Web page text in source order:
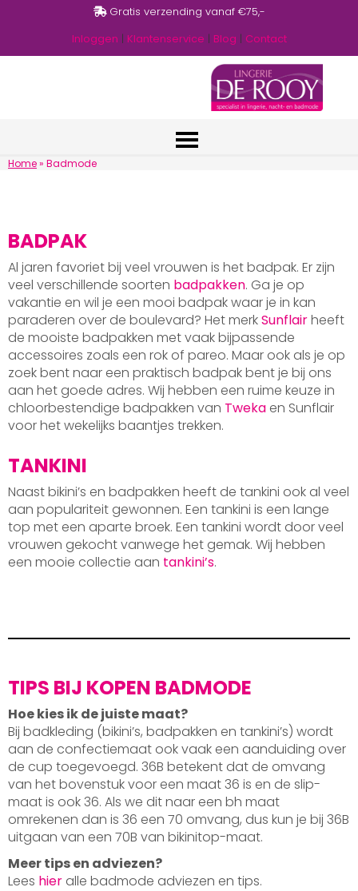
Gratis verzending vanaf €75,-
Inloggen | Klantenservice | Blog | Contact
Home» Badmode
BADPAK
Al jaren favoriet bij veel vrouwen is het badpak. Er zijn
veel verschillende soorten badpakken. Ga je op
vakantie en wil je een mooi badpak waar je in kan
paraderen over de boulevard? Het merkSunflairheeft
de mooiste badpakken met vaak bijpassende
accessoires zoals een rok of pareo. Maar ook als je op
zoek bent naar een praktisch badpak bent je bij ons
aan het goede adres. Wij hebben een ruime keuze in
chloorbestendige badpakken van Tweka en Sunflair
voor het wekelijks baantjes trekken.
TANKINI
Naast bikini’s en badpakken heeft de tankini ook al veel
aan populariteit gewonnen. Een tankini is een lange
top met een aparte broek. Een tankini wordt door veel
vrouwen gekocht vanwege het gemak. Wij hebben
een mooie collectie aan tankini’s.
TIPS BIJ KOPEN BADMODE
Hoe kies ik de juiste maat?
Bij badkleding (bikini’s, badpakken en tankini’s) wordt
aan de confectiemaat ook vaak een aanduiding over
de cup toegevoegd. 36B betekent dat de omvang
van het bovenstuk voor een maat 36 is en de slip-
maat is ook 36. Als we dit naar een bh maat
omrekenen dan is 36 een 70 omvang, dus kun je bij 36B
uitgaan van een 70B van bikinitop-maat.
Meer tips en adviezen?
Lees hier alle badmode adviezen en tips.